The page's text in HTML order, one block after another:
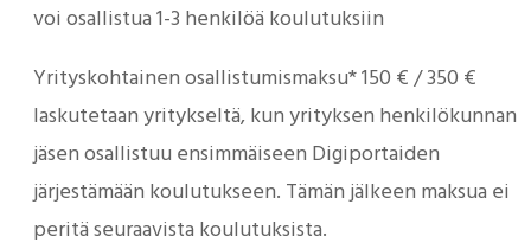
voi osallistua 1-3 henkilöä koulutuksiin
Yrityskohtainen osallistumismaksu* 150 € / 350 €
laskutetaan yritykseltä, kun yrityksen henkilökunnan
jäsen osallistuu ensimmäiseen Digiportaiden
järjestämään koulutukseen. Tämän jälkeen maksua ei
peritä seuraavista koulutuksista.